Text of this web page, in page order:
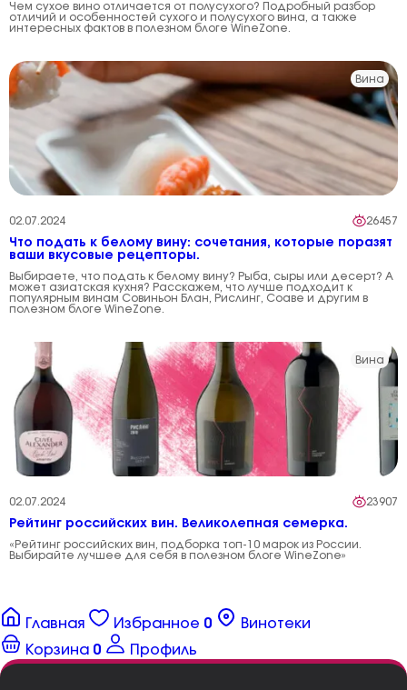
Чем сухое вино отличается от полусухого? Подробный разбор
отличий и особенностей сухого и полусухого вина, а также
интересных фактов в полезном блоге WineZone.
Вина
02.07.2024 26457
Что подать к белому вину: сочетания, которые поразят
ваши вкусовые рецепторы.
Выбираете, что подать к белому вину? Рыба, сыры или десерт? А
может азиатская кухня? Расскажем, что лучше подходит к
популярным винам Совиньон Блан, Рислинг, Соаве и другим в
полезном блоге WineZone.
Вина
02.07.2024 23907
Рейтинг российских вин. Великолепная семерка.
«Рейтинг российских вин, подборка топ-10 марок из России.
Выбирайте лучшее для себя в полезном блоге WineZone»
Главная Избранное 0
Винотеки
Корзина 0 Профиль